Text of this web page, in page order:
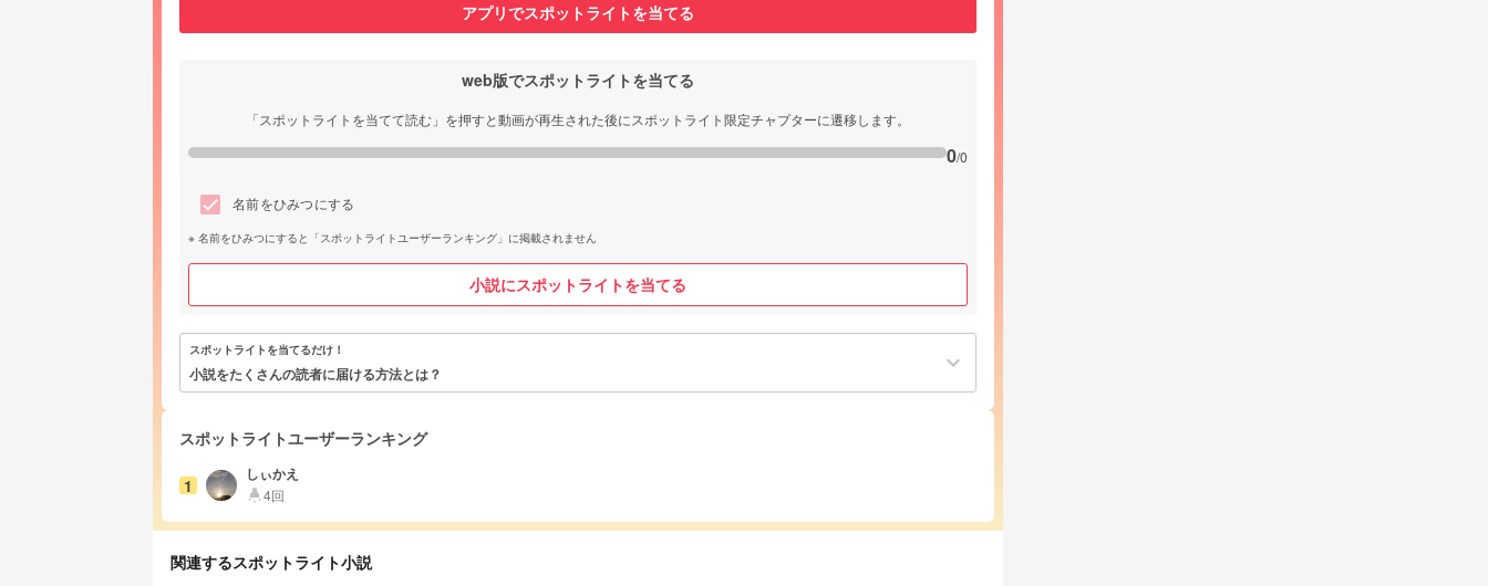
アプリでスポットライトを当てる
web版でスポットライトを当てる
「スポットライトを当てて読む」を押すと動画が再生された後にスポットライト限定チャプターに遷移します。
0/0
名前をひみつにする
名前をひみつにすると「スポットライトユーザーランキング」に掲載されません
小説にスポットライトを当てる
スポットライトを当てるだけ！
小説をたくさんの読者に届ける方法とは？ keyboard_arrow_down
スポットライトユーザーランキング
1
しぃかえ
highlight4回
関連するスポットライト小説